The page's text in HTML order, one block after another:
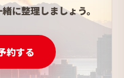
に整理しましょう。
約する